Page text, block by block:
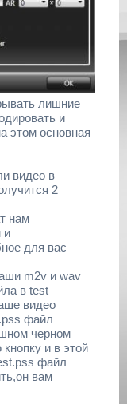
лишние
и
этом основная
видео в
2
нам
и
для вас
m2v и wav
в test
видео
файл
черном
и в этой
файл
вам